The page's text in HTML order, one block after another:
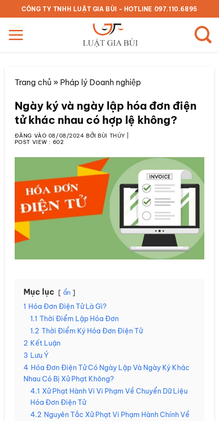
qua
nội
dung
CÔNG TY TNHH LUẬT GIA BÙI - HOTLINE 097.110.6895
Trang chủ» Pháp lý Doanh nghiệp
Ngày ký và ngày lập hóa đơn điện
tử khác nhau có hợp lệ không?
ĐĂNG VÀO 08/08/2024 BỞIBÙI THÚY
POST VIEW : 602
Mục lục ẩn
1 Hóa Đơn Điện Tử Là Gì?
1.1 Thời Điểm Lập Hóa Đơn
1.2 Thời Điểm Ký Hóa Đơn Điện Tử
2 Kết Luận
3 Lưu Ý
4 Hóa Đơn Điện Tử Có Ngày Lập Và Ngày Ký Khác
Nhau Có Bị Xử Phạt Không?
4.1 Xử Phạt Hành Vi Vi Phạm Về Chuyển Dữ Liệu
Hóa Đơn Điện Tử
4.2 Nguyên Tắc Xử Phạt Vi Phạm Hành Chính Về